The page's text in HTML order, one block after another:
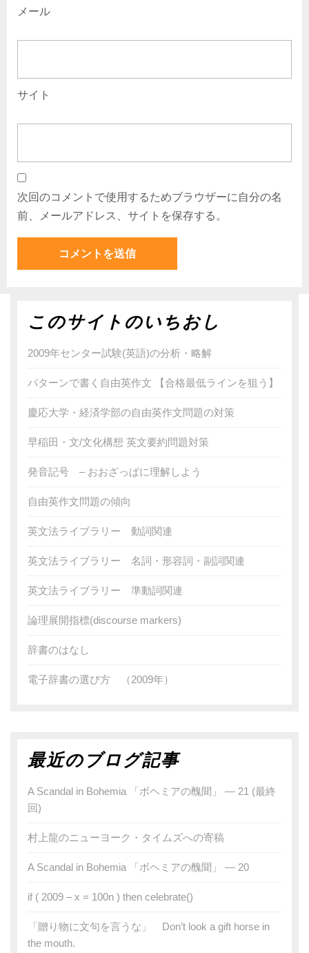
メール
サイト
次回のコメントで使用するためブラウザーに自分の名
前、メールアドレス、サイトを保存する。
このサイトのいちおし
2009年センター試験(英語)の分析・略解
パターンで書く自由英作文 【合格最低ラインを狙う】
慶応大学・経済学部の自由英作文問題の対策
早稲田・文/文化構想 英文要約問題対策
発音記号 – おおざっぱに理解しよう
自由英作文問題の傾向
英文法ライブラリー 動詞関連
英文法ライブラリー 名詞・形容詞・副詞関連
英文法ライブラリー 準動詞関連
論理展開指標(discourse markers)
辞書のはなし
電子辞書の選び方 （2009年）
最近のブログ記事
A Scandal in Bohemia 「ボヘミアの醜聞」 — 21 (最終
回)
村上龍のニューヨーク・タイムズへの寄稿
A Scandal in Bohemia 「ボヘミアの醜聞」 — 20
if ( 2009 – x = 100n ) then celebrate()
「贈り物に文句を言うな」 Don’t look a gift horse in
the mouth.